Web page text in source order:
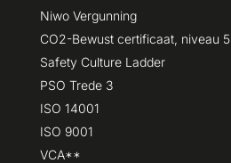
Niwo Vergunning
CO2-Bewust certificaat, niveau 5
Safety Culture Ladder
PSO Trede 3
ISO 14001
ISO 9001
VCA**